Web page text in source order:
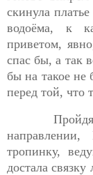
скинула
водоёма, к
приветом,
спас бы, а так
бы на такое не
перед той, что
тропинку,
достала связку